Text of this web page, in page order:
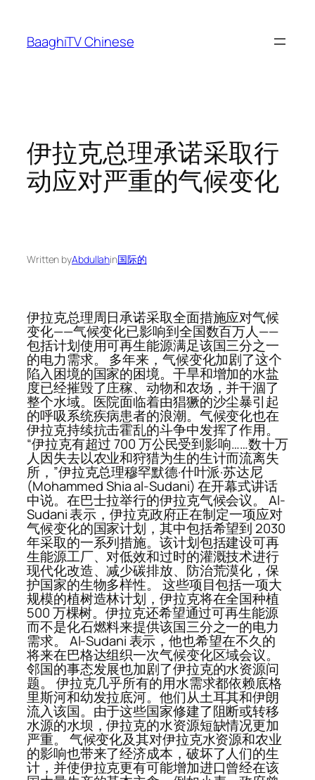
content
BaaghiTV Chinese
伊拉克总理承诺采取行
动应对严重的气候变化
Written byAbdullahin国际的
伊拉克总理周日承诺采取全面措施应对气候
变化——气候变化已影响到全国数百万人——
包括计划使用可再生能源满足该国三分之一
的电力需求。 多年来，气候变化加剧了这个
陷入困境的国家的困境。干旱和增加的水盐
度已经摧毁了庄稼、动物和农场，并干涸了
整个水域。医院面临着由猖獗的沙尘暴引起
的呼吸系统疾病患者的浪潮。气候变化也在
伊拉克持续抗击霍乱的斗争中发挥了作用。
“伊拉克有超过 700 万公民受到影响……数十万
人因失去以农业和狩猎为生的生计而流离失
所，”伊拉克总理穆罕默德·什叶派·苏达尼
(Mohammed Shia al-Sudani) 在开幕式讲话
中说。在巴士拉举行的伊拉克气候会议。 Al-
Sudani 表示，伊拉克政府正在制定一项应对
气候变化的国家计划，其中包括希望到 2030
年采取的一系列措施。该计划包括建设可再
生能源工厂、对低效和过时的灌溉技术进行
现代化改造、减少碳排放、防治荒漠化，保
护国家的生物多样性。 这些项目包括一项大
规模的植树造林计划，伊拉克将在全国种植
500 万棵树。伊拉克还希望通过可再生能源
而不是化石燃料来提供该国三分之一的电力
需求。 Al-Sudani 表示，他也希望在不久的
将来在巴格达组织一次气候变化区域会议。
邻国的事态发展也加剧了伊拉克的水资源问
题。 伊拉克几乎所有的用水需求都依赖底格
里斯河和幼发拉底河。他们从土耳其和伊朗
流入该国。由于这些国家修建了阻断或转移
水源的水坝，伊拉克的水资源短缺情况更加
严重。 气候变化及其对伊拉克水资源和农业
的影响也带来了经济成本，破坏了人们的生
计，并使伊拉克更有可能增加进口曾经在该